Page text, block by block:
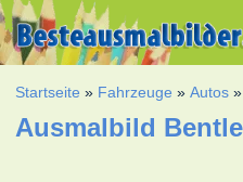
Startseite » Fahrzeuge »Autos »
Ausmalbild